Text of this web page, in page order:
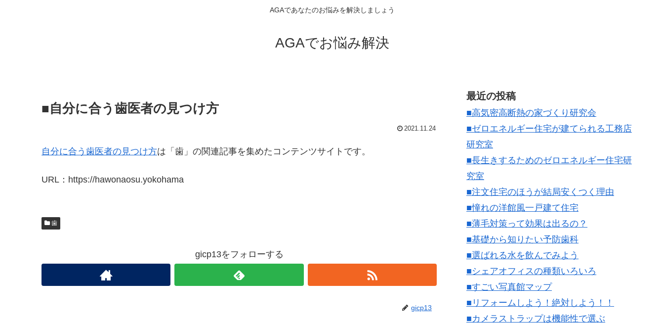
AGAであなたのお悩みを解決しましょう
AGAでお悩み解決
■自分に合う歯医者の見つけ方
2021.11.24
自分に合う歯医者の見つけ方は「歯」の関連記事を集めたコンテンツサイトです。
URL：https://hawonaosu.yokohama
歯
gicp13をフォローする
gicp13
最近の投稿
■高気密高断熱の家づくり研究会
■ゼロエネルギー住宅が建てられる工務店
研究室
■長生きするためのゼロエネルギー住宅研
究室
■注文住宅のほうが結局安くつく理由
■憧れの洋館風一戸建て住宅
■薄毛対策って効果は出るの？
■基礎から知りたい予防歯科
■選ばれる水を飲んでみよう
■シェアオフィスの種類いろいろ
■すごい写真館マップ
■リフォームしよう！絶対しよう！！
■カメラストラップは機能性で選ぶ